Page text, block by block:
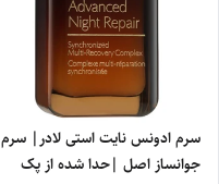
سرم ادونس نایت استی لادر| سرم
جوانساز اصل |حدا شده از پک